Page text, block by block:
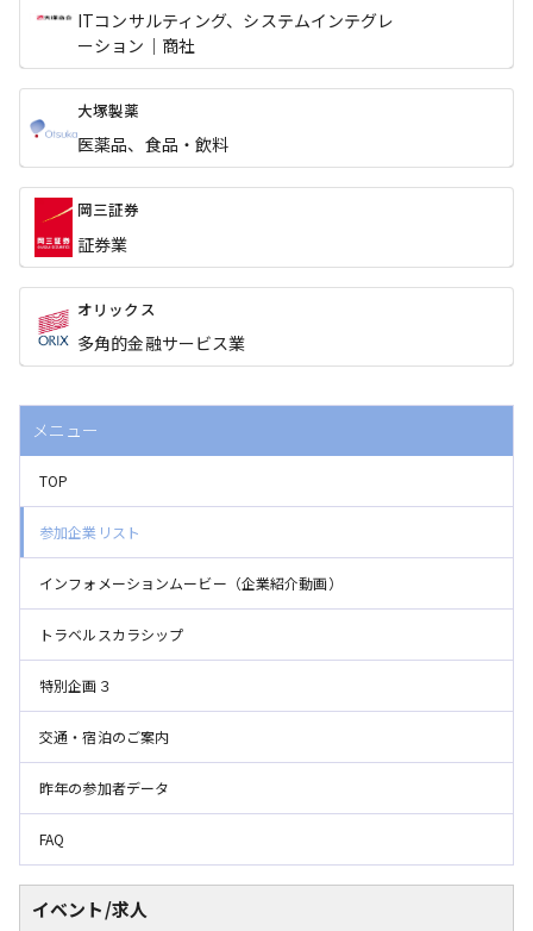
ITコンサルティング、システムインテグレ
ーション｜商社
大塚製薬
医薬品、食品・飲料
岡三証券
証券業
オリックス
多角的金融サービス業
メニュー
TOP
参加企業リスト
インフォメーションムービー（企業紹介動画）
トラベルスカラシップ
特別企画３
交通・宿泊のご案内
昨年の参加者データ
FAQ
イベント/求人